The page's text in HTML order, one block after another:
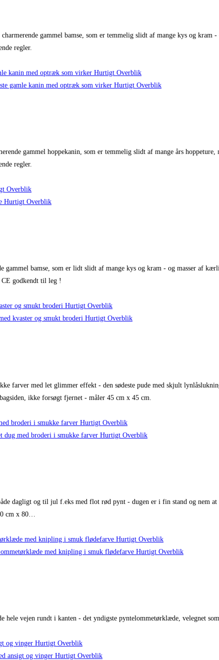
gammel bamse, som er temmelig slidt af mange kys og
regler.
Hurtigt Overblik
Hurtigt Overblik
gammel hoppekanin, som er temmelig slidt af mange års
regler.
Overblik
Hurtigt Overblik
gammel bamse, som er lidt slidt af mange kys og kram - og masser af
CE godkendt til leg !
Hurtigt Overblik
Hurtigt Overblik
farver med let glimmer effekt - den sødeste pude med skjult
ikke forsøgt fjernet - måler 45 cm x 45 cm.
Hurtigt Overblik
Hurtigt Overblik
dagligt og til jul f.eks med flot rød pynt - dugen er i fin stand og nem
cm x 80…
Hurtigt Overblik
Hurtigt Overblik
vejen rundt i kanten - det yndigste pyntelommetørklæde, velegnet
Hurtigt Overblik
Hurtigt Overblik